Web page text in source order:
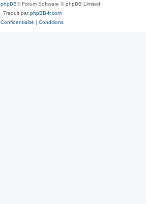
phpBB® Forum Software © phpBB Limited
Traduit parphpBB-fr.com
Confidentialité | Conditions